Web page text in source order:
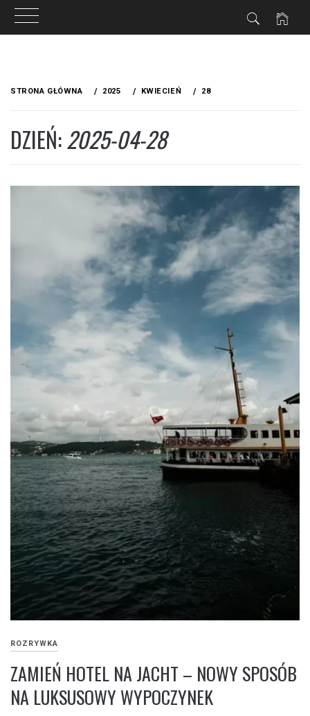
STRONA GŁÓWNA 2025 KWIECIEŃ 28
DZIEŃ:2025-04-28
ROZRYWKA
ZAMIEŃ HOTEL NA JACHT – NOWY SPOSÓB
NA LUKSUSOWY WYPOCZYNEK